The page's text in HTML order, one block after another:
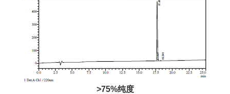
>75%纯度